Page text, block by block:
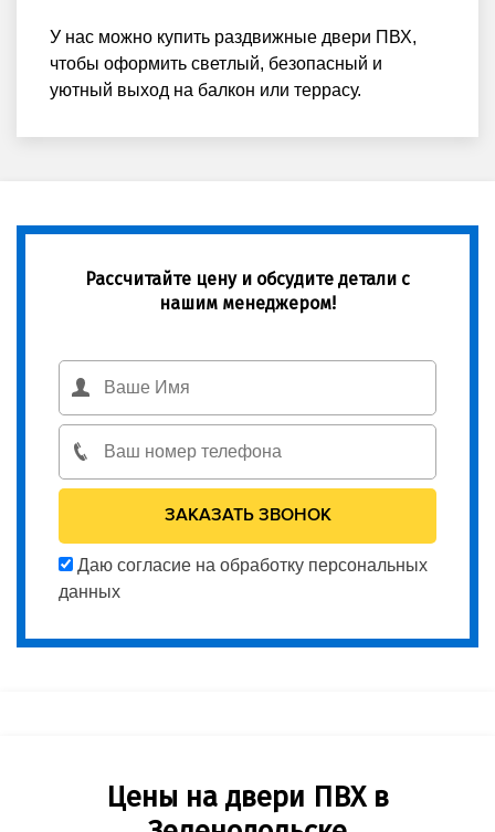
У нас можно купить раздвижные двери ПВХ,
чтобы оформить светлый, безопасный и
уютный выход на балкон или террасу.
Рассчитайте цену и обсудите детали с
нашим менеджером!
Даю согласие на обработку персональных
данных
Цены на двери ПВХ в